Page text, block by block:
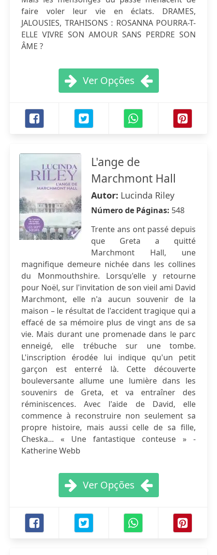
faire voler leur vie en éclats. DRAMES,
JALOUSIES, TRAHISONS : ROSANNA POURRA-T-
ELLE VIVRE SON AMOUR SANS PERDRE SON
ÂME ?
Ver Opções
L'ange de
Marchmont Hall
Autor: Lucinda Riley
Número de Páginas: 548
Trente ans ont passé depuis
que Greta a quitté
Marchmont Hall, une
magnifique demeure nichée dans les collines
du Monmouthshire. Lorsqu'elle y retourne
pour Noël, sur l'invitation de son vieil ami David
Marchmont, elle n'a aucun souvenir de la
maison – le résultat de l'accident tragique qui a
effacé de sa mémoire plus de vingt ans de sa
vie. Mais durant une promenade dans le parc
enneigé, elle trébuche sur une tombe.
L'inscription érodée lui indique qu'un petit
garçon est enterré là. Cette découverte
bouleversante allume une lumière dans les
souvenirs de Greta, et va entraîner des
réminiscences. Avec l'aide de David, elle
commence à reconstruire non seulement sa
propre histoire, mais aussi celle de sa fille,
Cheska... « Une fantastique conteuse » -
Katherine Webb
Ver Opções